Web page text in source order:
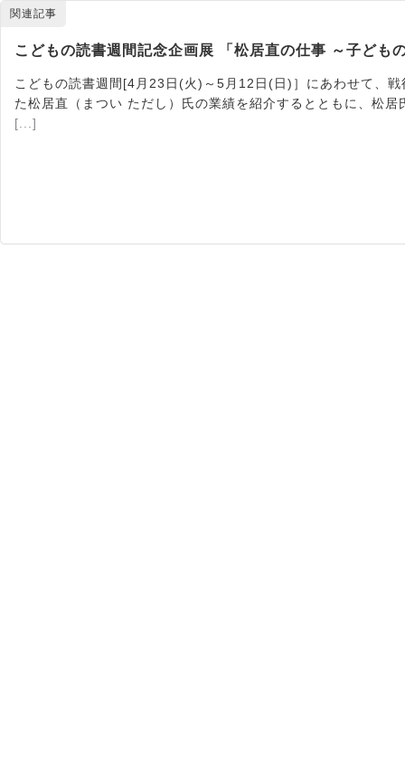
関連記事
こどもの読書週間記念企画展 「松居直の仕事 ～子ども
こどもの読書週間[4月23日(火)～5月12日(日)］にあわせて、
た松居直（まつい ただし）氏の業績を紹介するとともに、松
[...]